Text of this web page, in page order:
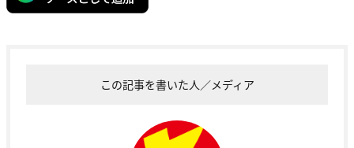
この記事を書いた人／メディア